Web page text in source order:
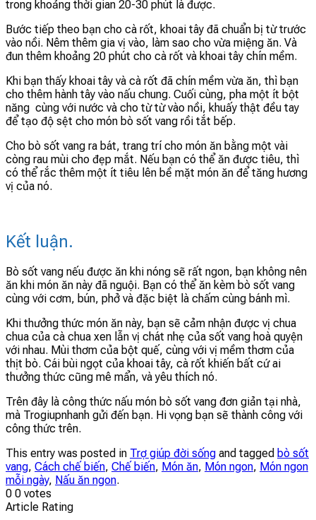
trong khoảng thời gian 20-30 phút là được.
Bước tiếp theo bạn cho cà rốt, khoai tây đã chuẩn bị từ trước
vào nồi. Nêm thêm gia vị vào, làm sao cho vừa miệng ăn. Và
đun thêm khoảng 20 phút cho cà rốt và khoai tây chín mềm.
Khi bạn thấy khoai tây và cà rốt đã chín mềm vừa ăn, thì bạn
cho thêm hành tây vào nấu chung. Cuối cùng, pha một ít bột
năng cùng với nước và cho từ từ vào nồi, khuấy thật đều tay
để tạo độ sệt cho món bò sốt vang rồi tắt bếp.
Cho bò sốt vang ra bát, trang trí cho món ăn bằng một vài
còng rau mùi cho đẹp mắt. Nếu bạn có thể ăn được tiêu, thì
có thể rắc thêm một ít tiêu lên bề mặt món ăn để tăng hương
vị của nó.
Kết luận.
Bò sốt vang nếu được ăn khi nóng sẽ rất ngon, bạn không nên
ăn khi món ăn này đã nguội. Bạn có thể ăn kèm bò sốt vang
cùng với cơm, bún, phở và đặc biệt là chấm cùng bánh mì.
Khi thưởng thức món ăn này, bạn sẽ cảm nhận được vị chua
chua của cà chua xen lẫn vị chát nhẹ của sốt vang hoà quyện
với nhau. Mùi thơm của bột quế, cùng với vị mềm thơm của
thịt bò. Cái bùi ngọt của khoai tây, cà rốt khiến bất cứ ai
thưởng thức cũng mê mẩn, và yêu thích nó.
Trên đây là công thức nấu món bò sốt vang đơn giản tại nhà,
mà Trogiupnhanh gửi đến bạn. Hi vọng bạn sẽ thành công với
công thức trên.
This entry was posted in Trợ giúp đời sống and tagged bò sốt
vang, Cách chế biến, Chế biến, Món ăn, Món ngon, Món ngon
mỗi ngày, Nấu ăn ngon.
0 0 votes
Article Rating